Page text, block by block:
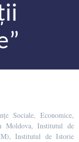
Sociale, Economice,
Moldova, Institutul de
Institutul de Istorie